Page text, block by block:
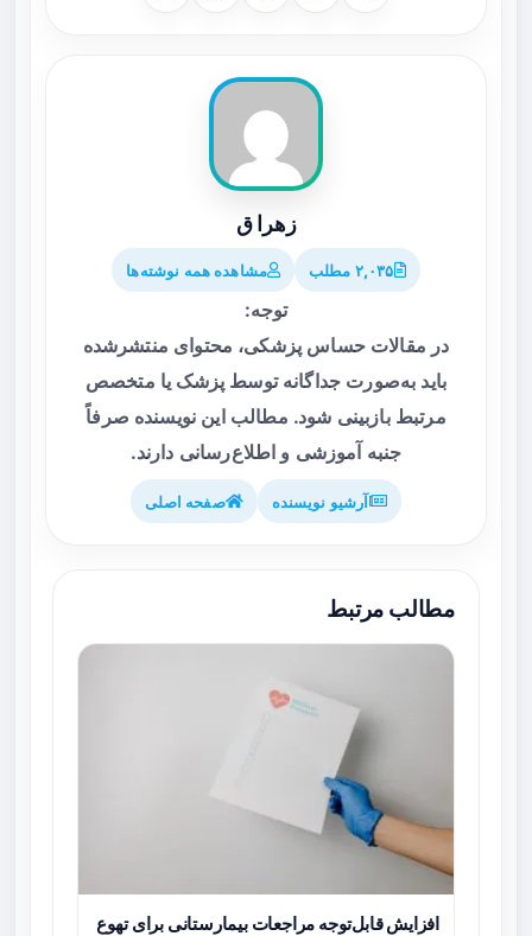
زهرا ق
۲,۰۳۵ مطلب مشاهده همه نوشته‌ها
توجه:
در مقالات حساس پزشکی، محتوای منتشرشده
باید به‌صورت جداگانه توسط پزشک یا متخصص
مرتبط بازبینی شود. مطالب این نویسنده صرفاً
جنبه آموزشی و اطلاع‌رسانی دارند.
آرشیو نویسنده صفحه اصلی
مطالب مرتبط
افزایش قابل‌توجه مراجعات بیمارستانی برای تهوع